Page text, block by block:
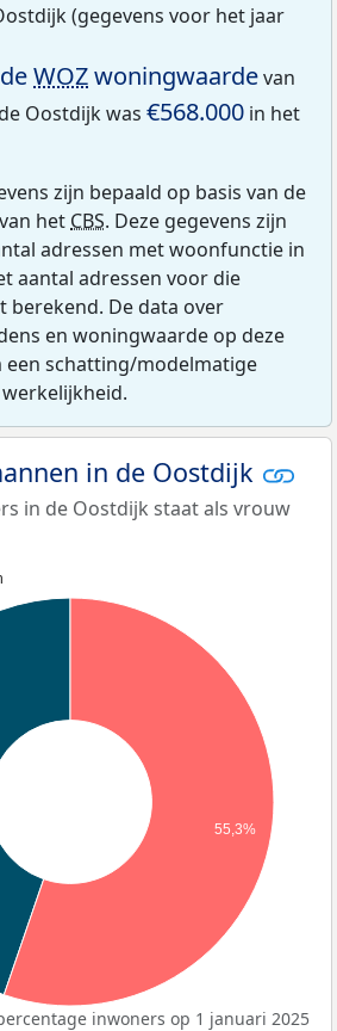
(gegevens voor het jaar
WOZwoningwaardevan
Oostdijk was €568.000 in het
zijn bepaald op basis van de
het CBS. Deze gegevens zijn
adressen met woonfunctie in
aantal adressen voor die
berekend. De data over
en woningwaarde op deze
een schatting/modelmatige
in de Oostdijk
in de Oostdijk staat als vrouw
55,3%
inwoners op 1 januari 2025